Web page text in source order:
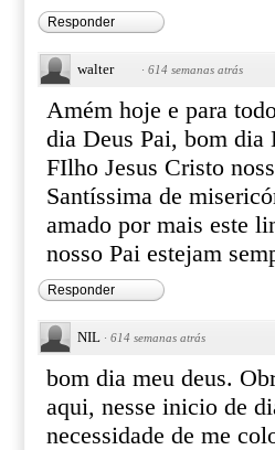
Responder
walter · 614 semanas atrás
Amém hoje e para
dia Deus Pai, bom dia
FIlho Jesus Cristo
Santíssima de
amado por mais este
nosso Pai estejam
Responder
NIL · 614 semanas atrás
bom dia meu deus.
aqui, nesse inicio de
necessidade de me